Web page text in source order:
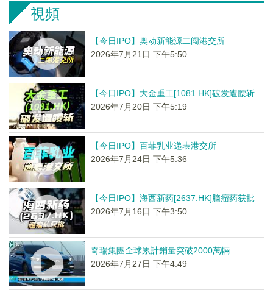
視頻
【今日IPO】奥动新能源二闯港交所
2026年7月21日 下午5:50
【今日IPO】大金重工[1081.HK]破发遭腰斩
2026年7月20日 下午5:19
【今日IPO】百菲乳业递表港交所
2026年7月24日 下午5:36
【今日IPO】海西新药[2637.HK]脑瘤药获批
2026年7月16日 下午3:50
奇瑞集團全球累計銷量突破2000萬輛
2026年7月27日 下午4:49